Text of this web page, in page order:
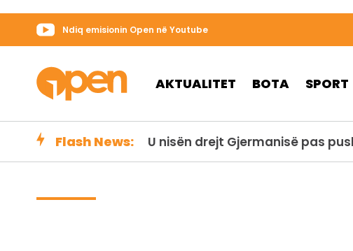
Ndiq emisionin Open në Youtube
AKTUALITET BOTA SPORT
Flash News: U nisën drejt Gjermanisë pas